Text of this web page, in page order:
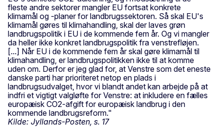
fleste andre sektorer mangler EU fortsat konkrete
klimamål og -planer for landbrugssektoren. Så skal EU's
klimamål gøres til klimahandling, skal der laves grøn
landbrugspolitik i EU i de kommende fem år. Og vi mangler
da heller ikke konkret landbrugspolitik fra venstrefløjen.
[...] Når EU i de kommende fem år skal gøre klimamål til
klimahandling, er landbrugspolitikken ikke til at komme
uden om. Derfor er jeg glad for, at Venstre som det eneste
danske parti har prioriteret netop en plads i
landbrugsudvalget, hvor vi blandt andet kan arbejde på at
indfri et vigtigt valgløfte for Venstre: at inkludere en fælles
europæisk CO2-afgift for europæisk landbrug i den
kommende landbrugsreform."
Kilde: Jyllands-Posten, s. 17